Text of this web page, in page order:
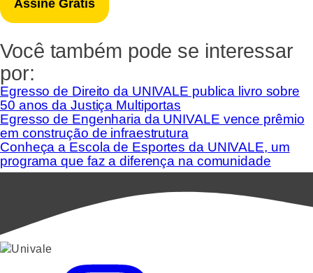
Você também pode se interessar
por:
Egresso de Direito da UNIVALE publica livro sobre
50 anos da Justiça Multiportas
Egresso de Engenharia da UNIVALE vence prêmio
em construção de infraestrutura
Conheça a Escola de Esportes da UNIVALE, um
programa que faz a diferença na comunidade